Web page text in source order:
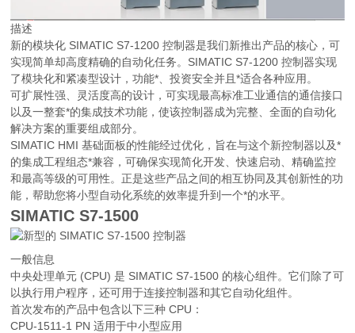
描述
新的模块化 SIMATIC S7-1200 控制器是我们新推出产品的核心，可
实现简单却高度精确的自动化任务。SIMATIC S7-1200 控制器实现
了模块化和紧凑型设计，功能*、投资安全并且*适合各种应用。
可扩展性强、灵活度高的设计，可实现最高标准工业通信的通信接口
以及一整套*的集成技术功能，使该控制器成为完整、全面的自动化
解决方案的重要组成部分。
SIMATIC HMI 基础面板的性能经过优化，旨在与这个新控制器以及*
的集成工程组态*兼容，可确保实现简化开发、快速启动、精确监控
和最高等级的可用性。正是这些产品之间的相互协同及其创新性的功
能，帮助您将小型自动化系统的效率提升到一个*的水平。
SIMATIC S7-1500
一般信息
中央处理单元 (CPU) 是 SIMATIC S7-1500 的核心组件。它们除了可
以执行用户程序，还可用于连接控制器和其它自动化组件。
首次发布的产品中包含以下三种 CPU：
CPU-1511-1 PN 适用于中小型应用